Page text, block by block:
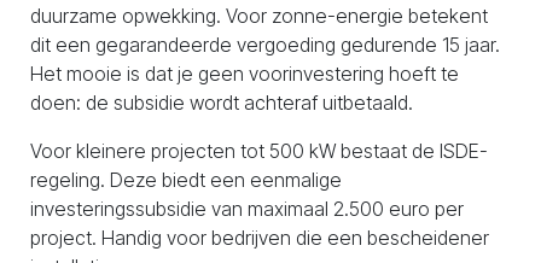
duurzame opwekking. Voor zonne-energie betekent
dit een gegarandeerde vergoeding gedurende 15 jaar.
Het mooie is dat je geen voorinvestering hoeft te
doen: de subsidie wordt achteraf uitbetaald.
Voor kleinere projecten tot 500 kW bestaat de ISDE-
regeling. Deze biedt een eenmalige
investeringssubsidie van maximaal 2.500 euro per
project. Handig voor bedrijven die een bescheidener